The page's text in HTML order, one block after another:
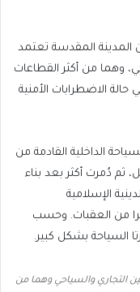
المدينة المقدسة تعتمد
وهما من أكثر القطاعات
الاضطرابات الأمنية
أوسلو في 1993 أصيبت السياحة الداخلية القادمة من
ثم دُمرت أكثر بعد بناء
الدينية الإسلامية
من العقبات. وحسب
السياحة بشكل كبير.
التجاري والسياحي وهما من